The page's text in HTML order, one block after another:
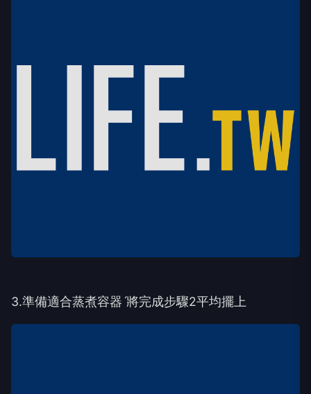
3.準備適合蒸煮容器ˊ將完成步驟2平均擺上